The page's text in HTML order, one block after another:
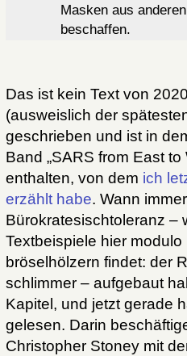
Masken aus
beschaffen.
Das ist kein Text von
(ausweislich der
geschrieben und ist in
Band „SARS from East to
enthalten, von dem ich
erzählt habe. Wann
Bürokratesischtoleranz –
Textbeispiele hier
bröselhölzern findet: der
schlimmer – aufgebaut
Kapitel, und jetzt gerade
gelesen. Darin
Christopher Stoney mit